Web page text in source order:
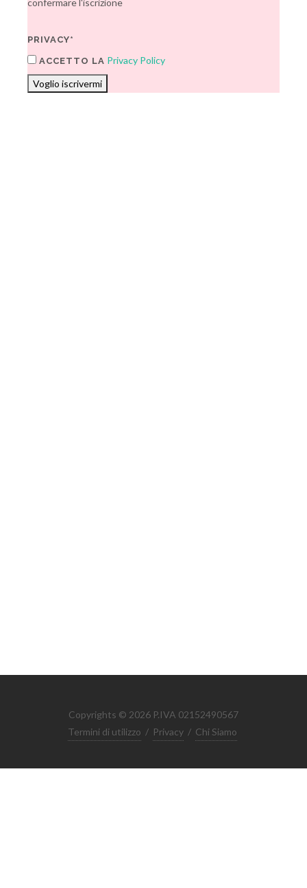
confermare l'iscrizione
PRIVACY*
ACCETTO LA Privacy Policy
Voglio iscrivermi
Copyrights © 2026 P.IVA 02152490567
Termini di utilizzo / Privacy / Chi Siamo